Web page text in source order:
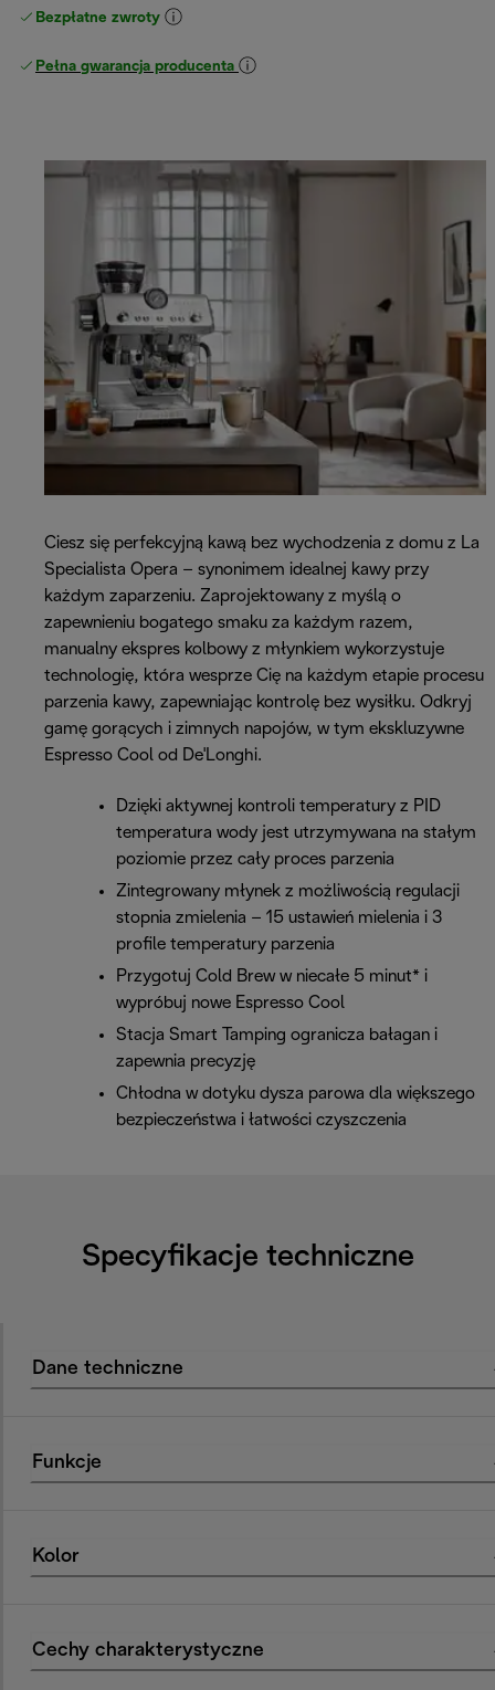
Bezpłatne zwroty
Pełna gwarancja producenta
Ciesz się perfekcyjną kawą bez wychodzenia z domu z La
Specialista Opera – synonimem idealnej kawy przy
każdym zaparzeniu. Zaprojektowany z myślą o
zapewnieniu bogatego smaku za każdym razem,
manualny ekspres kolbowy z młynkiem wykorzystuje
technologię, która wesprze Cię na każdym etapie procesu
parzenia kawy, zapewniając kontrolę bez wysiłku. Odkryj
gamę gorących i zimnych napojów, w tym ekskluzywne
Espresso Cool od De'Longhi.
Dzięki aktywnej kontroli temperatury z PID
temperatura wody jest utrzymywana na stałym
poziomie przez cały proces parzenia
Zintegrowany młynek z możliwością regulacji
stopnia zmielenia – 15 ustawień mielenia i 3
profile temperatury parzenia
Przygotuj Cold Brew w niecałe 5 minut* i
wypróbuj nowe Espresso Cool
Stacja Smart Tamping ogranicza bałagan i
zapewnia precyzję
Chłodna w dotyku dysza parowa dla większego
bezpieczeństwa i łatwości czyszczenia
Specyfikacje techniczne
Dane techniczne
Funkcje
Kolor
Cechy charakterystyczne